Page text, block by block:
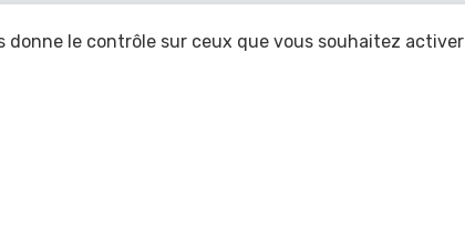
Février 2025 Mars 2025
Août 2025 Septembre 2025
donne le contrôle sur ceux que vous souhaitez activer